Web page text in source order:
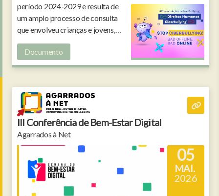
período 2024-2029 e resulta de
um amplo processo de consulta
que envolveu crianças e jovens,
investigadores, educadores, pais e
organizações da sociedade civil.
Documento
III Conferência de Bem-Estar Digital
Agarrados à Net
05
MAI.
2026